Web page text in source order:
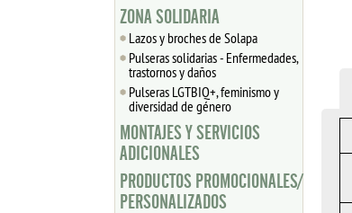
ZONA SOLIDARIA
Lazos y broches de Solapa
Pulseras solidarias - Enfermedades,
trastornos y daños
Pulseras LGTBIQ+, feminismo y
diversidad de género
MONTAJES Y SERVICIOS
ADICIONALES
PRODUCTOS PROMOCIONALES/
PERSONALIZADOS